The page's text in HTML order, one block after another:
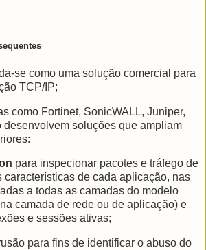
se como uma solução comercial para
TCP/IP;
como Fortinet, SonicWALL, Juniper,
soluções que ampliam
para inspecionar pacotes e tráfego de
características de cada aplicação, nas
a todas as camadas do modelo
camada de rede ou de aplicação) e
e sessões ativas;
para fins de identificar o abuso do